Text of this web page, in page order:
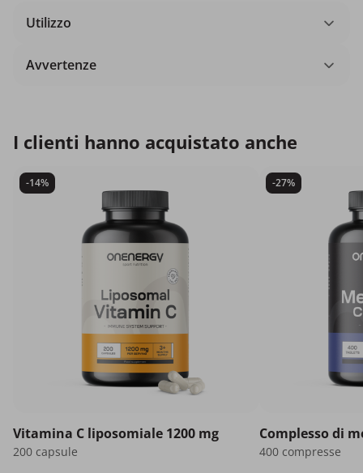
Utilizzo
Avvertenze
I clienti hanno acquistato anche
-14%
Vitamina C liposomiale 1200 mg
200 capsule
-27%
Complesso di
400 compresse